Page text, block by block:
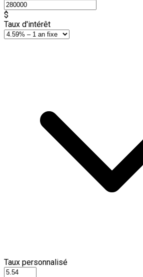
$
Taux d'intérêt
Taux personnalisé